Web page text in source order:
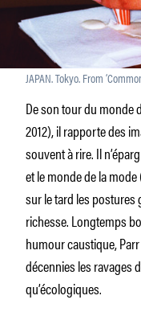
JAPAN. Tokyo. From
De son tour du monde
2012), il rapporte des
souvent à rire. Il
et le monde de la mode
sur le tard les postures
richesse. Longtemps
humour caustique,
décennies les ravages
qu’écologiques.